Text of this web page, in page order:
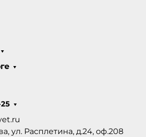
ул. Расплетина, д.24, оф.208